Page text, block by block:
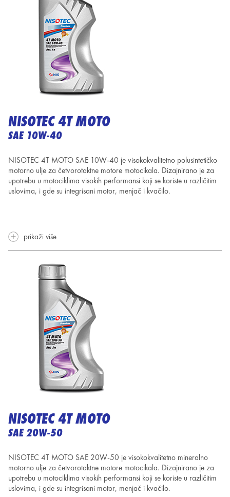
NISOTEC 4T MOTO
SAE 10W-40
NISOTEC 4T MOTO SAE 10W-40 je visokokvalitetno polusintetičko
motorno ulje za četvorotaktne motore motocikala. Dizajnirano je za
upotrebu u motociklima visokih performansi koji se koriste u različitim
uslovima, i gde su integrisani motor, menjač i kvačilo.
prikaži više
NISOTEC 4T MOTO
SAE 20W-50
NISOTEC 4T MOTO SAE 20W-50 je visokokvalitetno mineralno
motorno ulje za četvorotaktne motore motocikala. Dizajnirano je za
upotrebu u motociklima visokih performansi koji se koriste u različitim
uslovima, i gde su integrisani motor, menjač i kvačilo.